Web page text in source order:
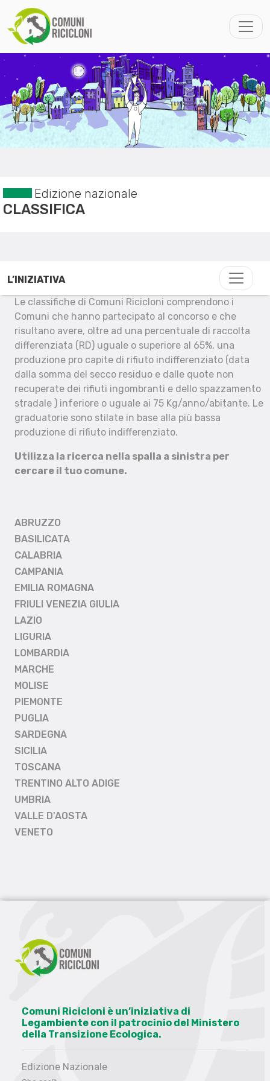
Edizione nazionale
CLASSIFICA
L’INIZIATIVA
Le classifiche di Comuni Ricicloni comprendono i
Comuni che hanno partecipato al concorso e che
risultano avere, oltre ad una percentuale di raccolta
differenziata (RD) uguale o superiore al 65%, una
produzione pro capite di rifiuto indifferenziato (data
dalla somma del secco residuo e dalle quote non
recuperate dei rifiuti ingombranti e dello spazzamento
stradale ) inferiore o uguale ai 75 Kg/anno/abitante. Le
graduatorie sono stilate in base alla più bassa
produzione di rifiuto indifferenziato.
Utilizza la ricerca nella spalla a sinistra per
cercare il tuo comune.
ABRUZZO
BASILICATA
CALABRIA
CAMPANIA
EMILIA ROMAGNA
FRIULI VENEZIA GIULIA
LAZIO
LIGURIA
LOMBARDIA
MARCHE
MOLISE
PIEMONTE
PUGLIA
SARDEGNA
SICILIA
TOSCANA
TRENTINO ALTO ADIGE
UMBRIA
VALLE D'AOSTA
VENETO
Comuni Ricicloni è un’iniziativa di
Legambiente con il patrocinio del Ministero
della Transizione Ecologica.
Edizione Nazionale